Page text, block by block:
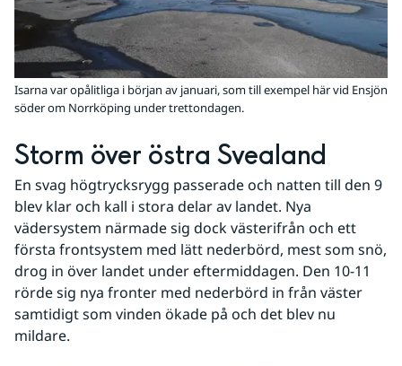
Isarna var opålitliga i början av januari, som till exempel här vid Ensjön
söder om Norrköping under trettondagen.
Storm över östra Svealand
En svag högtrycksrygg passerade och natten till den 9
blev klar och kall i stora delar av landet. Nya
vädersystem närmade sig dock västerifrån och ett
första frontsystem med lätt nederbörd, mest som snö,
drog in över landet under eftermiddagen. Den 10-11
rörde sig nya fronter med nederbörd in från väster
samtidigt som vinden ökade på och det blev nu
mildare.